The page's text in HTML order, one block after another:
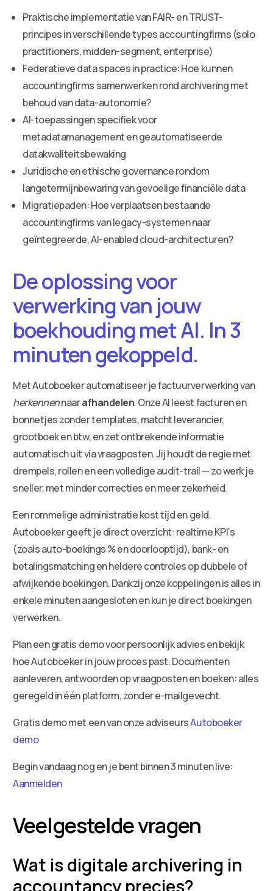
Praktische implementatie van FAIR- en TRUST-
principes in verschillende types accountingfirms (solo
practitioners, midden-segment, enterprise)
Federatieve data spaces in practice: Hoe kunnen
accountingfirms samenwerken rond archivering met
behoud van data-autonomie?
AI-toepassingen specifiek voor
metadatamanagement en geautomatiseerde
datakwaliteitsbewaking
Juridische en ethische governance rondom
langetermijnbewaring van gevoelige financiële data
Migratiepaden: Hoe verplaatsen bestaande
accountingfirms van legacy-systemen naar
geïntegreerde, AI-enabled cloud-architecturen?
De oplossing voor
verwerking van jouw
boekhouding met AI. In 3
minuten gekoppeld.
Met Autoboeker automatiseer je factuurverwerking van
herkennennaarafhandelen. Onze AI leest facturen en
bonnetjes zonder templates, matcht leverancier,
grootboek en btw, en zet ontbrekende informatie
automatisch uit via vraagposten. Jij houdt de regie met
drempels, rollen en een volledige audit-trail — zo werk je
sneller, met minder correcties en meer zekerheid.
Een rommelige administratie kost tijd en geld.
Autoboeker geeft je direct overzicht: realtime KPI’s
(zoals auto-boekings % en doorlooptijd), bank- en
betalingsmatching en heldere controles op dubbele of
afwijkende boekingen. Dankzij onze koppelingen is alles in
enkele minuten aangesloten en kun je direct boekingen
verwerken.
Plan een gratis demo voor persoonlijk advies en bekijk
hoe Autoboeker in jouw proces past. Documenten
aanleveren, antwoorden op vraagposten en boeken: alles
geregeld in één platform, zonder e-mailgevecht.
Gratis demo met een van onze adviseursAutoboeker
demo
Begin vandaag nog en je bent binnen 3 minuten live:
Aanmelden
Veelgestelde vragen
Wat is digitale archivering in
accountancy precies?